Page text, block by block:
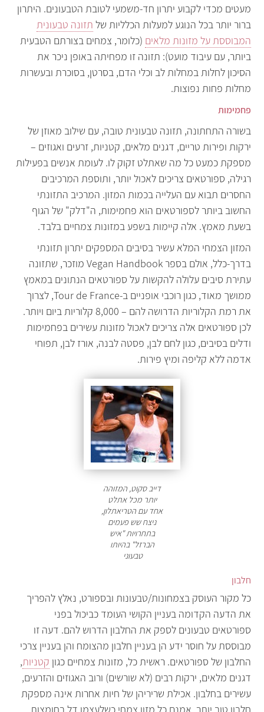
מעטים מכדי לקבוע יתרון חד-משמעי לטובת הטבעונים. היתרון
ברור יותר בכל הנוגע למעלות הכלליות של תזונה טבעונית
המבוססת על מזונות מלאים (כלומר, צמחים בצורתם הטבעית
ביותר, עם עיבוד מועט): תזונה זו מפחיתה באופן ניכר את
הסיכון לחלות במחלות לב וכלי הדם, בסרטן, בסוכרת ובעשרות
מחלות פחות נפוצות.
פחמימות
בשורה התחתונה, תזונה טבעונית טובה, עם שילוב מאוזן של
ירקות ופירות טריים, דגנים מלאים, קטניות, זרעים ואגוזים –
מספקת כמעט כל מה שאתלט זקוק לו. לעומת אנשים בפעילות
רגילה, ספורטאים צריכים לאכול יותר, ותוספת המרכיבים
החסרים תבוא עם העלייה בכמות המזון. המרכיב התזונתי
החשוב ביותר לספורטאים הוא פחמימות, ה"דלק" של הגוף
בשעת מאמץ. אלה קיימות בשפע במזונות צמחיים בלבד.
המזון הצמחי המלא עשיר בסיבים המספקים יתרון תזונתי
בדרך-כלל, אולם בספר Vegan Handbook מוזכר, שתזונה
עתירת סיבים עלולה להקשות על ספורטאים הנתונים במאמץ
ממושך מאוד, כגון רוכבי אופניים ב-Tour de France, לצרוך
את רמת הקלוריות הדרושה להם – 8,000 קלוריות ביום ויותר.
לכן ספורטאים אלה צריכים לאכול מזונות עשירים בפחמימות
ודלים בסיבים, כגון לחם לבן, פסטה לבנה, אורז לבן, תפוחי
אדמה ללא קליפה ומיץ פירות.
דייב סקוט, המזוהה
יותר מכל אתלט
אחד עם הטריאתלון,
ניצח שש פעמים
בתחרויות "איש
הברזל" בהיותו
טבעוני
חלבון
כל מקור העוסק בצמחונות/טבעונות ובספורט, נאלץ להפריך
את הדעה הקדומה בעניין הקושי העומד כביכול בפני
ספורטאים טבעונים לספק את החלבון הדרוש להם. דעה זו
מבוססת על חוסר ידע הן בעניין חלבון מהצומח והן בעניין צרכי
החלבון של ספורטאים. ראשית כל, מזונות צמחיים כגון קטניות,
דגנים מלאים, ירקות רבים (לא שורשים) ורוב האגוזים והזרעים,
עשירים בחלבון. אכילת שריריהן של חיות אחרות אינה מספקת
חלבון טוב יותר. אמנם כל מזון צמחי כשלעצמו דל בחומצות